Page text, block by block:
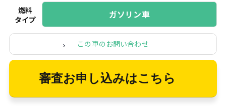
燃料
タイプ
ガソリン車
この車のお問い合わせ
審査お申し込みはこちら